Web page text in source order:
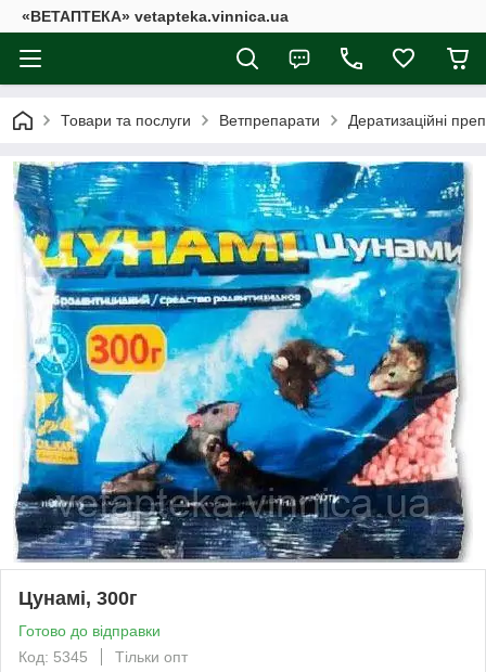
«ВЕТАПТЕКА» vetapteka.vinnica.ua
Товари та послуги Ветпрепарати Дератизаційні
Цунамі, 300г
Готово до відправки
Код: 5345
Тільки опт